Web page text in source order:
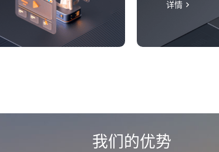
详情
我们的优势